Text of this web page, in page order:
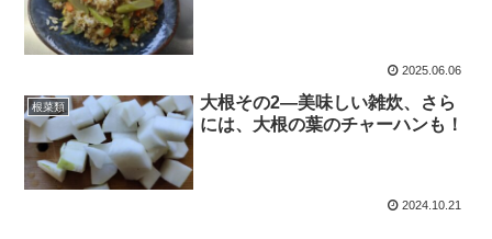
2025.06.06
根菜類
大根その2―美味しい雑炊、さら
には、大根の葉のチャーハンも！
2024.10.21